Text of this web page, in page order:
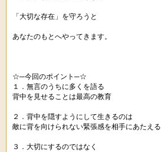
「大切な存在」を守ろうと
あなたのもとへやってきます。
☆─今回のポイント─☆
１．無言のうちに多くを語る
背中を見せることは最高の教育
２．背中を隠すようにして生きるのは
敵に背を向けられない緊張感を相手にあたえる
３．大切にするのではなく